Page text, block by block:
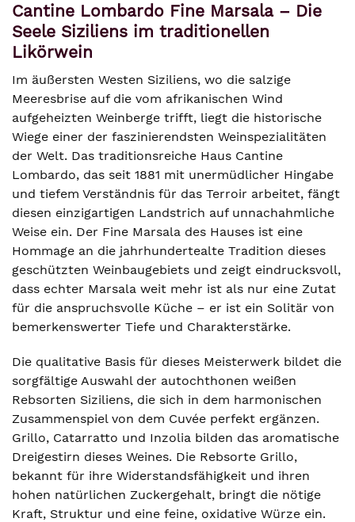
Cantine Lombardo Fine Marsala – Die
Seele Siziliens im traditionellen
Likörwein
Im äußersten Westen Siziliens, wo die salzige
Meeresbrise auf die vom afrikanischen Wind
aufgeheizten Weinberge trifft, liegt die historische
Wiege einer der faszinierendsten Weinspezialitäten
der Welt. Das traditionsreiche Haus Cantine
Lombardo, das seit 1881 mit unermüdlicher Hingabe
und tiefem Verständnis für das Terroir arbeitet, fängt
diesen einzigartigen Landstrich auf unnachahmliche
Weise ein. Der Fine Marsala des Hauses ist eine
Hommage an die jahrhundertealte Tradition dieses
geschützten Weinbaugebiets und zeigt eindrucksvoll,
dass echter Marsala weit mehr ist als nur eine Zutat
für die anspruchsvolle Küche – er ist ein Solitär von
bemerkenswerter Tiefe und Charakterstärke.
Die qualitative Basis für dieses Meisterwerk bildet die
sorgfältige Auswahl der autochthonen weißen
Rebsorten Siziliens, die sich in dem harmonischen
Zusammenspiel von dem Cuvée perfekt ergänzen.
Grillo, Catarratto und Inzolia bilden das aromatische
Dreigestirn dieses Weines. Die Rebsorte Grillo,
bekannt für ihre Widerstandsfähigkeit und ihren
hohen natürlichen Zuckergehalt, bringt die nötige
Kraft, Struktur und eine feine, oxidative Würze ein.